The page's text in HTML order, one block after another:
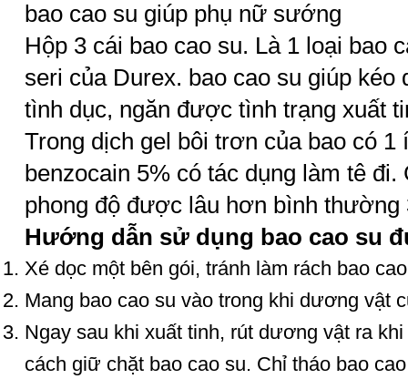
bao cao su giúp phụ nữ sướng
Hộp 3 cái bao cao su. Là 1 loại bao
seri của Durex. bao cao su giúp kéo
tình dục, ngăn được tình trạng xuất
Trong dịch gel bôi trơn của bao có 1
benzocain 5% có tác dụng làm tê
phong độ được lâu hơn bình thường
Hướng dẫn sử dụng bao cao su
Xé dọc một bên gói, tránh làm rách bao
Mang bao cao su vào trong khi dương vật
Ngay sau khi xuất tinh, rút dương vật ra
cách giữ chặt bao cao su. Chỉ tháo bao